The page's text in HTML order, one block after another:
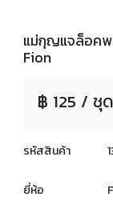
แม่กุญแจล็อค
Fion
฿ 125 / ชุด
รหัสสินค้า
ยี่ห้อ